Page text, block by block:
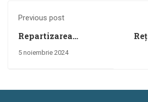
Previous post
Repartizarea
profesorilor
5 noiembrie 2024